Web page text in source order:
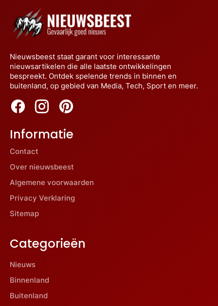
Nieuwsbeest staat garant voor interessante
nieuwsartikelen die alle laatste ontwikkelingen
bespreekt. Ontdek spelende trends in binnen en
buitenland, op gebied van Media, Tech, Sport en meer.
Informatie
Contact
Over nieuwsbeest
Algemene voorwaarden
Privacy Verklaring
Sitemap
Categorieën
Nieuws
Binnenland
Buitenland